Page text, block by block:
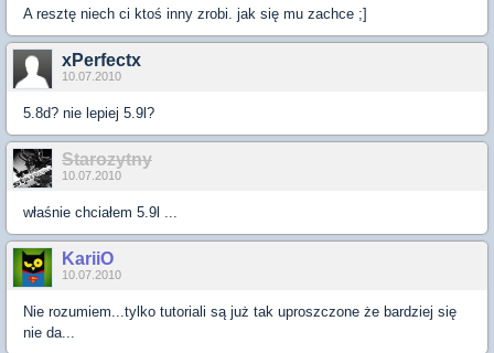
A resztę niech ci ktoś inny zrobi. jak się mu zachce ;]
xPerfectx
10.07.2010
5.8d? nie lepiej 5.9l?
Starozytny
10.07.2010
właśnie chciałem 5.9l ...
KariiO
10.07.2010
Nie rozumiem...tylko tutoriali są już tak uproszczone że bardziej się
nie da...